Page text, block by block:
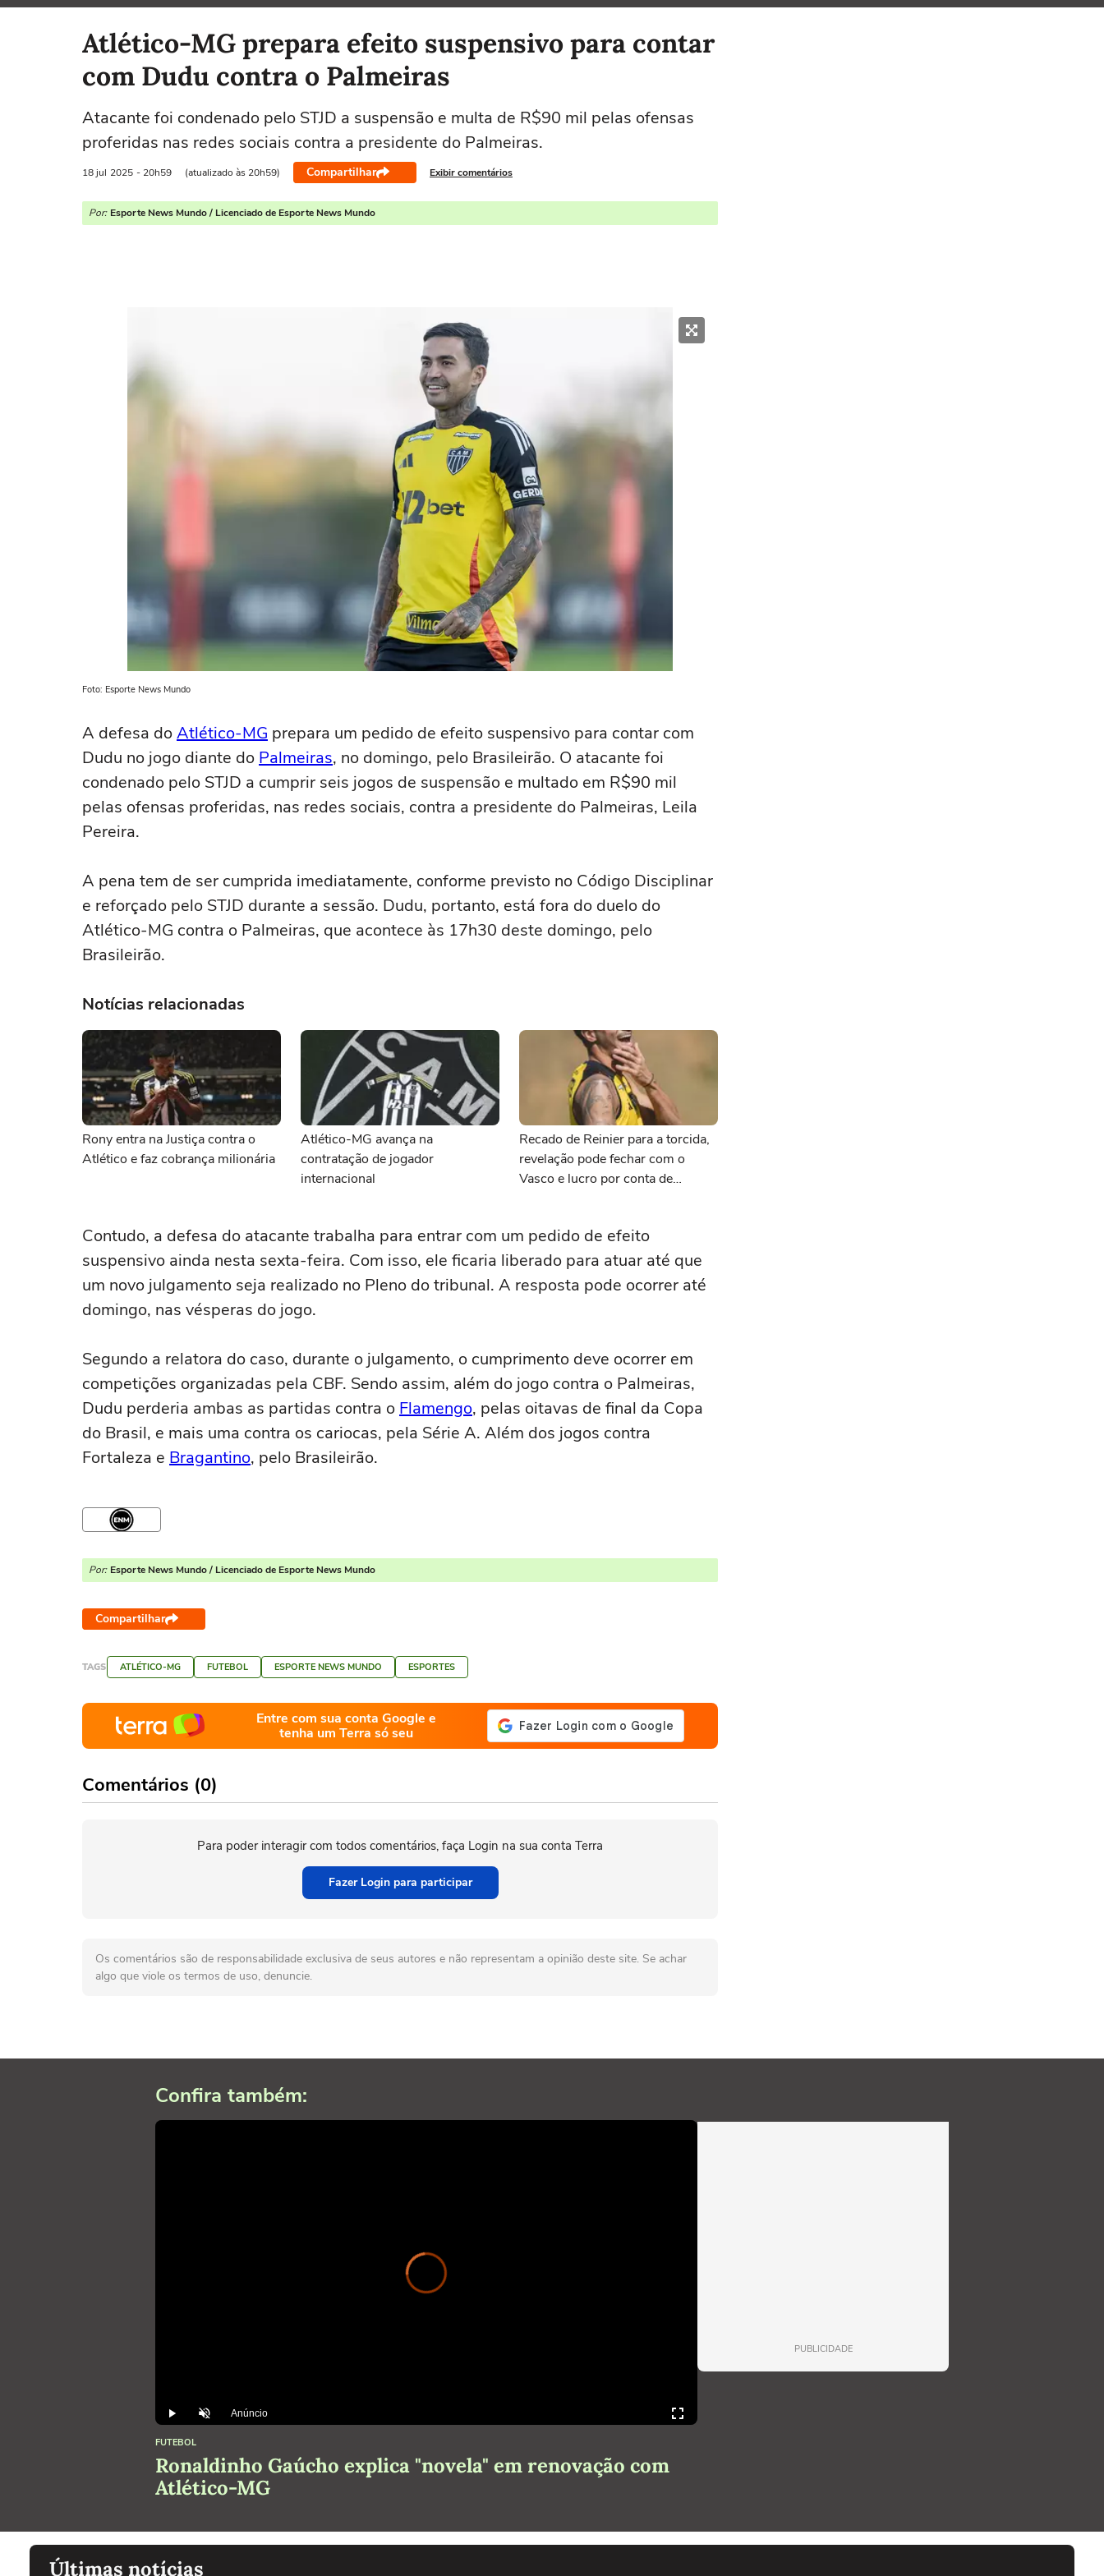
Selecione o time para ver as notícias
Atlético-MG prepara efeito suspensivo para contar
com Dudu contra o Palmeiras
Atacante foi condenado pelo STJD a suspensão e multa de R$90 mil pelas ofensas
proferidas nas redes sociais contra a presidente do Palmeiras.
18 jul 2025 - 20h59 (atualizado às 20h59) Compartilhar Exibir comentários
Por: Esporte News Mundo / Licenciado de Esporte News Mundo
Foto: Esporte News Mundo
A defesa doAtlético-MG prepara um pedido de efeito suspensivo para contar com
Dudu no jogo diante do Palmeiras, no domingo, pelo Brasileirão. O atacante foi
condenado pelo STJD a cumprir seis jogos de suspensão e multado em R$90 mil
pelas ofensas proferidas, nas redes sociais, contra a presidente do Palmeiras, Leila
Pereira.
A pena tem de ser cumprida imediatamente, conforme previsto no Código Disciplinar
e reforçado pelo STJD durante a sessão. Dudu, portanto, está fora do duelo do
Atlético-MG contra o Palmeiras, que acontece às 17h30 deste domingo, pelo
Brasileirão.
Notícias relacionadas
Rony entra na Justiça contra o
Atlético e faz cobrança milionária
Atlético-MG avança na
contratação de jogador
internacional
Recado de Reinier para a torcida,
revelação pode fechar com o
Vasco e lucro por conta de
Contudo, a defesa do atacante trabalha para entrar com um pedido de efeito
suspensivo ainda nesta sexta-feira. Com isso, ele ficaria liberado para atuar até que
um novo julgamento seja realizado no Pleno do tribunal. A resposta pode ocorrer até
domingo, nas vésperas do jogo.
Segundo a relatora do caso, durante o julgamento, o cumprimento deve ocorrer em
competições organizadas pela CBF. Sendo assim, além do jogo contra o Palmeiras,
Dudu perderia ambas as partidas contra o Flamengo, pelas oitavas de final da Copa
do Brasil, e mais uma contra os cariocas, pela Série A. Além dos jogos contra
Fortaleza e Bragantino, pelo Brasileirão.
Por: Esporte News Mundo / Licenciado de Esporte News Mundo
Compartilhar
TAGS ATLÉTICO-MG FUTEBOL ESPORTE NEWS MUNDO ESPORTES
Entre com sua conta Google e
tenha um Terra só seu
Comentários (0)
Para poder interagir com todos comentários, faça Login na sua conta Terra
Fazer Login para participar
Os comentários são de responsabilidade exclusiva de seus autores e não representam a opinião deste site. Se achar
algo que viole os termos de uso, denuncie.
Confira também:
Video
Player
is
loading.
Play DesmutarAnúncio
FUTEBOL
Ronaldinho Gaúcho explica "novela" em renovação com
Atlético-MG
PUBLICIDADE
Últimas notícias